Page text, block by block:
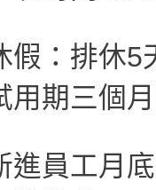
假：排休5
用期三個
進員工月